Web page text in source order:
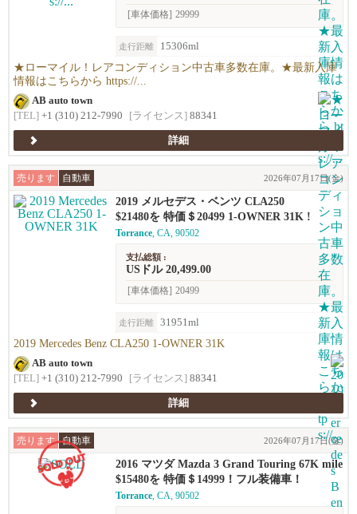
[車体価格] 29999
走行距離 15306ml
★ローマイル！レアコンディション中古車多数在庫。★最新入庫
情報はこちらから https://...
AB auto town
[TEL] +1 (310) 212-7990 [ライセンス] 88341
詳細
売ります 自動車 2026年07月17日(金)
2019 メルセデス・ベンツ CLA250
$21480を 特価＄20499 1-OWNER 31K !
Torrance, CA, 90502
支払総額 :
USドル 20,499.00
[車体価格] 20499
走行距離 31951ml
2019 Mercedes Benz CLA250 1-OWNER 31K
AB auto town
[TEL] +1 (310) 212-7990 [ライセンス] 88341
詳細
売ります 自動車 2026年07月17日(金)
2016 マツダ Mazda 3 Grand Touring 67K mile
s !
$15480を 特価＄14999！フル装備車！
Torrance, CA, 90502